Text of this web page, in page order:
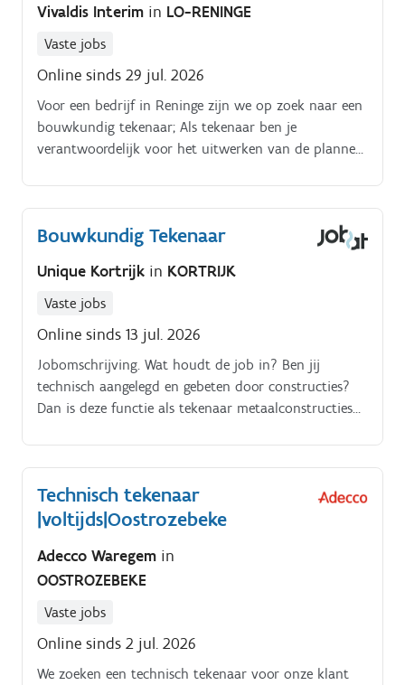
Vivaldis Interim in LO-RENINGE
Vaste jobs
Online sinds 29 jul. 2026
Voor een bedrijf in Reninge zijn we op zoek naar een
bouwkundig tekenaar; Als tekenaar ben je
verantwoordelijk voor het uitwerken van de plannen
met inbegrip van de verschillende stuktekeningen
van kolommen, balken, dak en wandelementen. Je
werkt hiervoor nauw samen met de
verkoopteam.
Bouwkundig Tekenaar
Unique Kortrijk in KORTRIJK
Vaste jobs
Online sinds 13 jul. 2026
Jobomschrijving. Wat houdt de job in? Ben jij
technisch aangelegd en gebeten door constructies?
Dan is deze functie als tekenaar metaalconstructies
Technisch tekenaar
|voltijds|Oostrozebeke
Adecco Waregem in
OOSTROZEBEKE
Vaste jobs
Online sinds 2 jul. 2026
We zoeken een technisch tekenaar voor onze klant